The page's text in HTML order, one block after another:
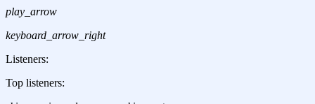
play_arrow
keyboard_arrow_right
Listeners:
Top listeners: